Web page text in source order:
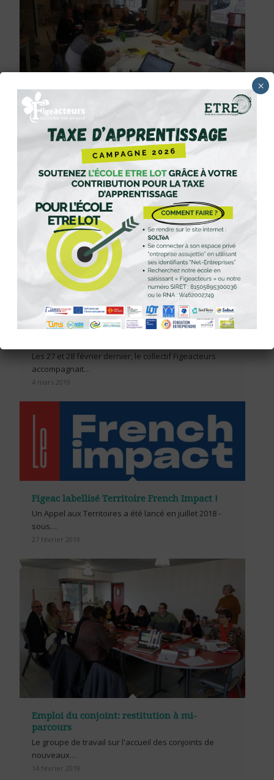
LIEN : la dynamique Tiers Lieu continue !
Le collectif Figeacteurs oeuvre depuis sa création à
l'émergence…
Territoire Zéro chômeur de longue durée:
Les 27 et 28 février dernier, le collectif Figeacteurs
accompagnait…
4 mars 2019
Figeac labellisé Territoire French Impact !
Un Appel aux Territoires a été lancé en juillet 2018 -
sous…
27 février 2019
Emploi du conjoint: restitution à mi-
parcours
Le groupe de travail sur l'accueil des conjoints de
nouveaux…
14 février 2019
×